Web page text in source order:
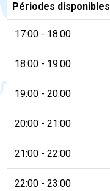
Périodes disponibles
17:00 - 18:00
18:00 - 19:00
19:00 - 20:00
20:00 - 21:00
21:00 - 22:00
22:00 - 23:00